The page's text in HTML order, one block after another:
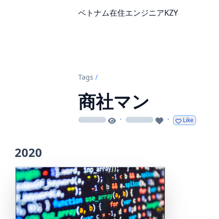
ベトナム在住エンジニアKZY
Tags /
商社マン
loading · loading · Like
2020